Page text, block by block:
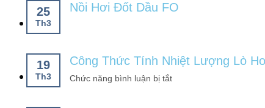
25
Th3
Nồi Hơi Đốt Dầu FO
19
Th3
Công Thức Tính Nhiệt Lượng Lò
Chức năng bình luận bị tắt